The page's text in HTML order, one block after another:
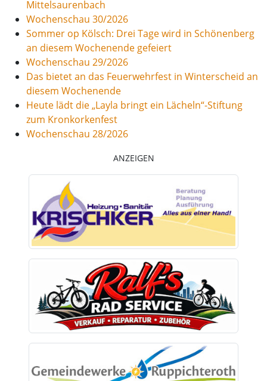
Mittelsaurenbach
Wochenschau 30/2026
Sommer op Kölsch: Drei Tage wird in Schönenberg
an diesem Wochenende gefeiert
Wochenschau 29/2026
Das bietet an das Feuerwehrfest in Winterscheid an
diesem Wochenende
Heute lädt die „Layla bringt ein Lächeln“-Stiftung
zum Kronkorkenfest
Wochenschau 28/2026
ANZEIGEN